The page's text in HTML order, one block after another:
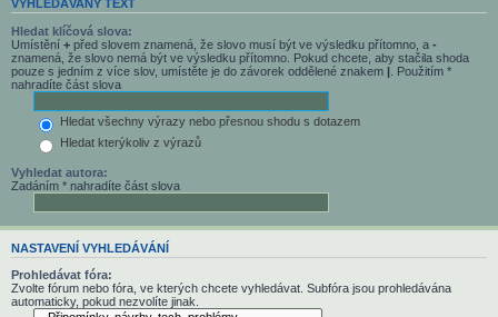
VYHLEDÁVANÝ TEXT
Hledat klíčová slova:
Umístění + před slovem znamená, že slovo musí být ve výsledku přítomno, a -
znamená, že slovo nemá být ve výsledku přítomno. Pokud chcete, aby stačila shoda
pouze s jedním z více slov, umístěte je do závorek oddělené znakem | . Použitím *
nahradíte část slova
Hledat všechny výrazy nebo přesnou shodu s dotazem
Hledat kterýkoliv z výrazů
Vyhledat autora:
Zadáním * nahradíte část slova
NASTAVENÍ VYHLEDÁVÁNÍ
Prohledávat fóra:
Zvolte fórum nebo fóra, ve kterých chcete vyhledávat. Subfóra jsou prohledávána
automaticky, pokud nezvolíte jinak.